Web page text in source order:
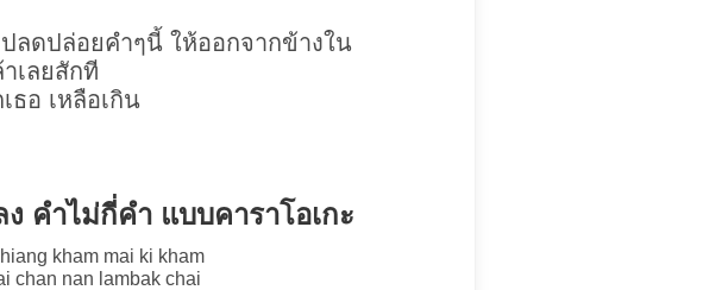
ลดปล่อยคำๆนี้ ให้ออกจากข้างใน
เลยสักที
ธอ เหลือเกิน
ง คำไม่กี่คำ แบบคาราโอเกะ
kham mai ki kham
chan nan lambak chai